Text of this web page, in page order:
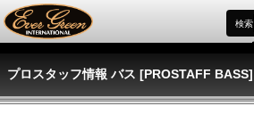
検索
プロスタッフ情報 バス [PROSTAFF BASS]